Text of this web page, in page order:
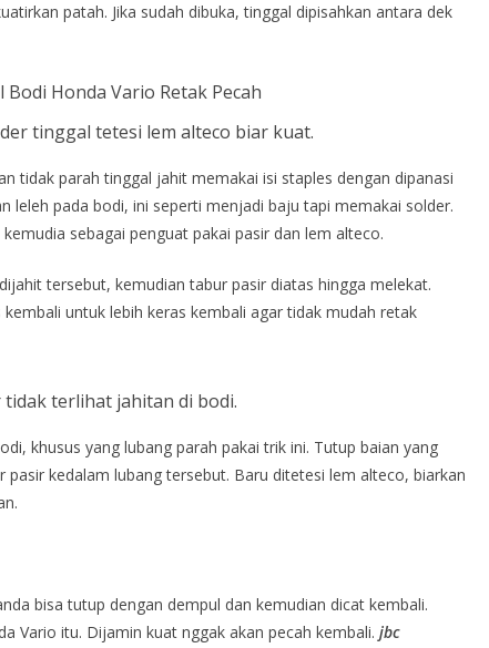
patah. Jika sudah dibuka, tinggal dipisahkan antara dek
tinggal tetesi lem alteco biar kuat.
tidak parah tinggal jahit memakai isi staples dengan dipanasi
leleh pada bodi, ini seperti menjadi baju tapi memakai solder.
sebagai penguat pakai pasir dan lem alteco.
tersebut, kemudian tabur pasir diatas hingga melekat.
untuk lebih keras kembali agar tidak mudah retak
terlihat jahitan di bodi.
khusus yang lubang parah pakai trik ini. Tutup baian yang
kedalam lubang tersebut. Baru ditetesi lem alteco, biarkan
bisa tutup dengan dempul dan kemudian dicat kembali.
Vario itu. Dijamin kuat nggak akan pecah kembali. jbc